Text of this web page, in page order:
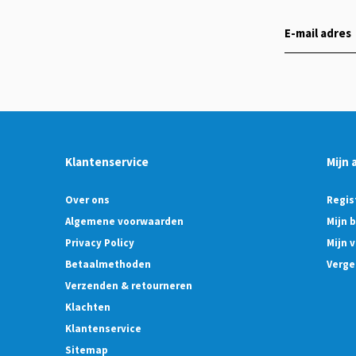
Klantenservice
Over ons
Algemene voorwaarden
Privacy Policy
Betaalmethoden
Verzenden & retourneren
Klachten
Klantenservice
Sitemap
Mijn
Mijn
Mijn